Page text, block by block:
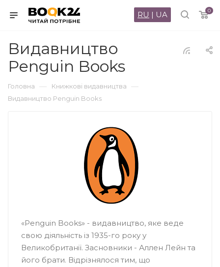
0
RU | UA
Видавництво
Penguin Books
Головна — Книжкові видавництва —
Видавництво Penguin Books
«Penguin Books» - видавництво, яке веде
свою діяльність із 1935-го року у
Великобританії. Засновники - Аллен Лейн та
його брати. Відрізнялося тим, що